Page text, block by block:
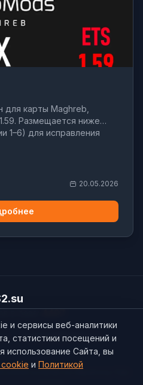
карты Maghreb,
Размещается ниже
1–6) для исправления
20.05.2026
support@ets2.su
соглашение
и сервисы веб-аналитики
статистики посещений и
использование Сайта, вы
и Политикой